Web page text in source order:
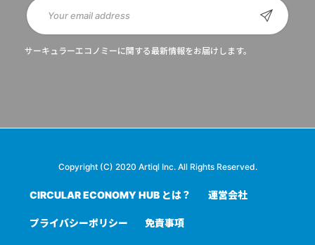
サーキュラーエコノミーに関する最新情報をお届けします。
Copyright (C) 2020 Artiql Inc. All Rights Reserved.
CIRCULAR ECONOMY HUB とは？ 運営会社
プライバシーポリシー 免責事項